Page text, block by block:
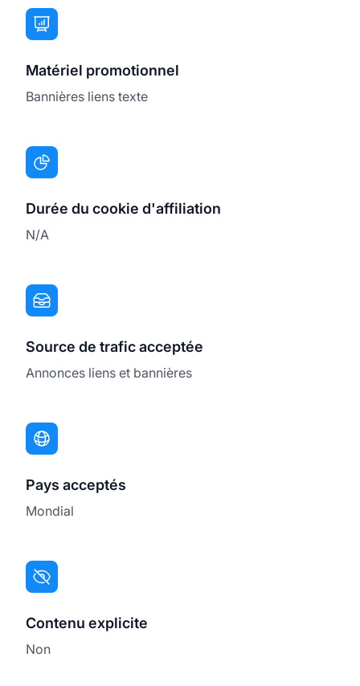
Matériel promotionnel
Bannières liens texte
Durée du cookie d'affiliation
N/A
Source de trafic acceptée
Annonces liens et bannières
Pays acceptés
Mondial
Contenu explicite
Non